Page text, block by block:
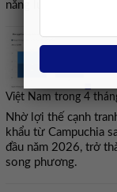
năng lượng giữa lúc
Việt Nam trong 4
Nhờ lợi thế cạnh
khẩu từ Campuchia
đầu năm 2026, trở
song phương.